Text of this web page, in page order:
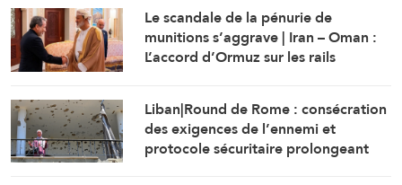
Le scandale de la pénurie de
munitions s’aggrave | Iran – Oman :
L’accord d’Ormuz sur les rails
Liban|Round de Rome : consécration
des exigences de l’ennemi et
protocole sécuritaire prolongeant